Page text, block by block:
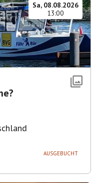
Sa, 08.08.2026
13:00
AUSGEBUCHT